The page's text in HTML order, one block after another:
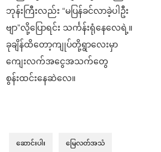
ဘုန်းကြီးလည်း “မပြန်ခင်လာခဲ့ပါဦး
ဗျာ”လို့ပြောရင်း သင်္ကန်းရုံနေလေရဲ့။
ခုချိန်ထိတော့ကျုပ်တို့ရွာလေးမှာ
ကျေးလက်အငွေအသက်တွေ
စွန်းထင်းနေဆဲလေ။
ဆောင်းပါး မြေလတ်အသံ